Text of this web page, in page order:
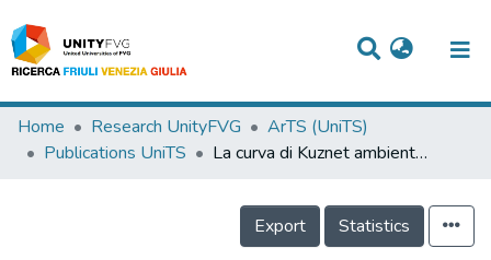
Titles
Home Research UnityFVG
ArTS (UniTS)
Publications UniTS
La curva di Kuznet ambientale per la CO2 nei paesi OCSE
Export Statistics